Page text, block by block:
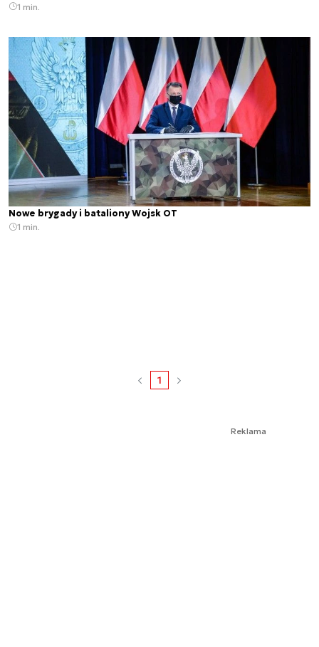
1 min.
Nowe brygady i bataliony Wojsk OT
1 min.
1
Reklama